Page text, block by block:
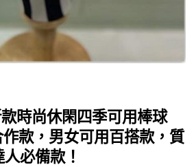
時尚休閑四季可用棒球
款，男女可用百搭款，質
必備款！